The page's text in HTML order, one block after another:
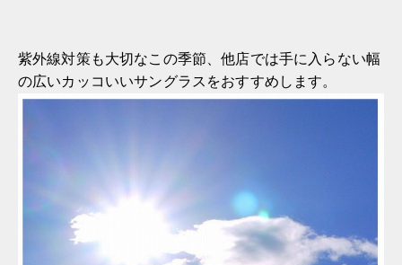
紫外線対策も大切なこの季節、他店では手に入らない幅
の広いカッコいいサングラスをおすすめします。